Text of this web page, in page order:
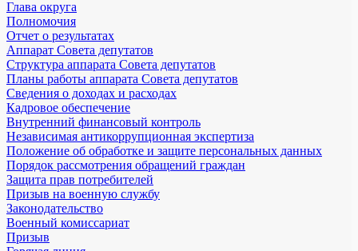
Глава округа
Полномочия
Отчет о результатах
Аппарат Совета депутатов
Структура аппарата Совета депутатов
Планы работы аппарата Совета депутатов
Сведения о доходах и расходах
Кадровое обеспечение
Внутренний финансовый контроль
Независимая антикоррупционная экспертиза
Положение об обработке и защите персональных данных
Порядок рассмотрения обращений граждан
Защита прав потребителей
Призыв на военную службу
Законодательство
Военный комиссариат
Призыв